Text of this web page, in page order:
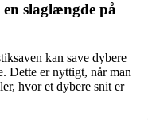
slaglængde på
kan save dybere
Dette er nyttigt, når man
hvor et dybere snit er